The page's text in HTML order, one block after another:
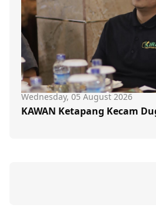
Wednesday, 05 August 2026
KAWAN Ketapang Kecam